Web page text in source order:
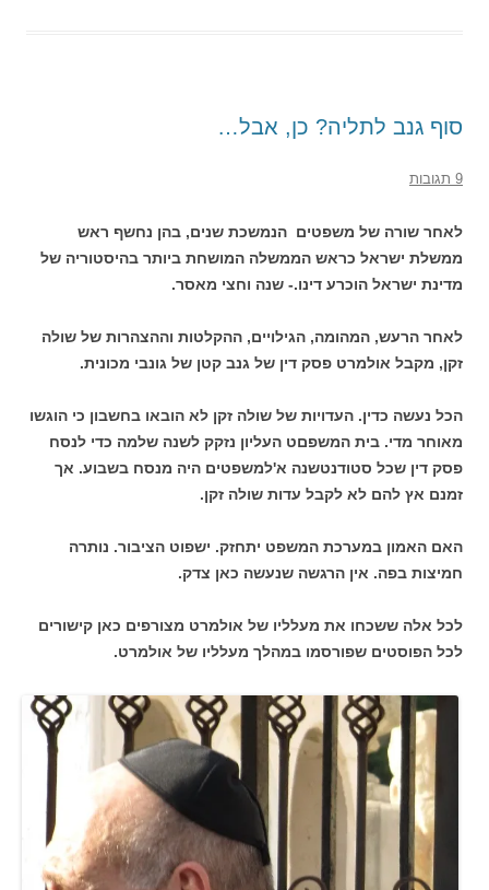
סוף גנב לתליה? כן, אבל…
לאחר שורה של משפטים הנמשכת שנים, בהן נחשף ראש
ממשלת ישראל כראש הממשלה המושחת ביותר בהיסטוריה של
מדינת ישראל הוכרע דינו.- שנה וחצי מאסר.
לאחר הרעש, המהומה, הגילויים, ההקלטות וההצהרות של שולה
זקן, מקבל אולמרט פסק דין של גנב קטן של גונבי מכונית.
הכל נעשה כדין. העדויות של שולה זקן לא הובאו בחשבון כי הוגשו
מאוחר מדי. בית המשפםט העליון נזקק לשנה שלמה כדי לנסח
פסק דין שכל סטודנטשנה א'למשפטים היה מנסח בשבוע. אך
זמנם אץ להם לא לקבל עדות שולה זקן.
האם האמון במערכת המשפט יתחזק. ישפוט הציבור. נותרה
חמיצות בפה. אין הרגשה שנעשה כאן צדק.
לכל אלה ששכחו את מעלליו של אולמרט מצורפים כאן קישורים
לכל הפוסטים שפורסמו במהלך מעלליו של אולמרט.